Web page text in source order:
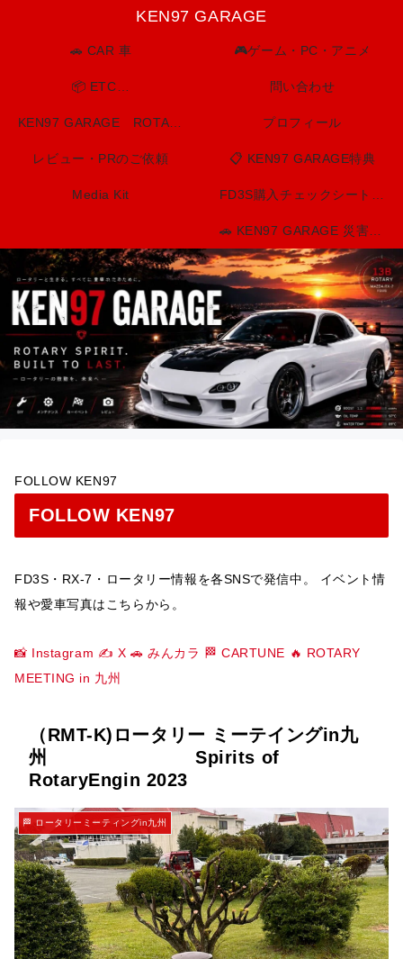
KEN97 GARAGE
🚗 CAR 車 🎮ゲーム・PC・アニメ
📦 ETC… 問い合わせ
プロフィール
レビュー・PRのご依頼 📋 KEN97 GARAGE特典
Media Kit
FOLLOW KEN97
FOLLOW KEN97
FD3S・RX-7・ロータリー情報を各SNSで発信中。 イベント情
報や愛車写真はこちらから。
📸 Instagram ✍️ X 🚗 みんカラ 🏁 CARTUNE 🔥 ROTARY
MEETING in 九州
（RMT-K)ロータリー ミーテイングin九
州 Spirits of
RotaryEngin 2023
🏁 ロータリーミーティングin九州